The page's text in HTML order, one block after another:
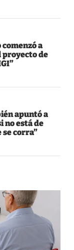
comenzó a
de
apuntó a
no está de
se corra”